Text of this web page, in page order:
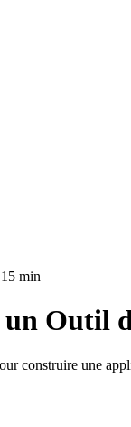
15 min
Outil
construire une